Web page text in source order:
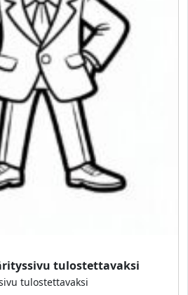
tulostettavaksi
tulostettavaksi